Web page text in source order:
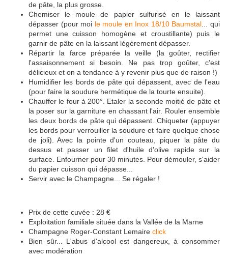
de pâte, la plus grosse.
Chemiser le moule de papier sulfurisé en le laissant
dépasser (pour moi le moule en Inox 18/10 Baumstal ... qui
permet une cuisson homogène et croustillante) puis le
garnir de pâte en la laissant légèrement dépasser.
Répartir la farce préparée la veille (la goûter, rectifier
l'assaisonnement si besoin. Ne pas trop goûter, c'est
délicieux et on a tendance à y revenir plus que de raison !)
Humidifier les bords de pâte qui dépassent, avec de l'eau
(pour faire la soudure hermétique de la tourte ensuite).
Chauffer le four à 200°. Etaler la seconde moitié de pâte et
la poser sur la garniture en chassant l'air. Rouler ensemble
les deux bords de pâte qui dépassent. Chiqueter (appuyer
les bords pour verrouiller la soudure et faire quelque chose
de joli). Avec la pointe d'un couteau, piquer la pâte du
dessus et passer un filet d'huile d'olive rapide sur la
surface. Enfourner pour 30 minutes. Pour démouler, s'aider
du papier cuisson qui dépasse...
Servir avec le Champagne... Se régaler !
Prix de cette cuvée : 28 €
Exploitation familiale située dans la Vallée de la Marne
Champagne Roger-Constant Lemaire click
Bien sûr... L'abus d'alcool est dangereux, à consommer
avec modération